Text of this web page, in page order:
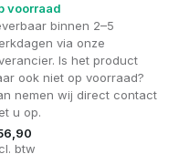
optics verliezen
van reflectie. Premium
en blijven
gebruik.
een duidelijke
wordt de optic
zekerheid biedt voor
voorraad
binnen 2–5
via onze
Is het product
ook niet op voorraad?
nemen wij direct contact
u op.
btw